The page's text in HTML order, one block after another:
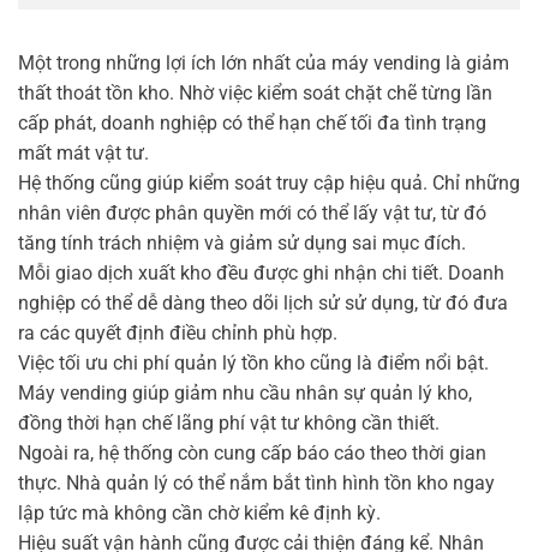
Một trong những lợi ích lớn nhất của máy vending là giảm
thất thoát tồn kho. Nhờ việc kiểm soát chặt chẽ từng lần
cấp phát, doanh nghiệp có thể hạn chế tối đa tình trạng
mất mát vật tư.
Hệ thống cũng giúp kiểm soát truy cập hiệu quả. Chỉ những
nhân viên được phân quyền mới có thể lấy vật tư, từ đó
tăng tính trách nhiệm và giảm sử dụng sai mục đích.
Mỗi giao dịch xuất kho đều được ghi nhận chi tiết. Doanh
nghiệp có thể dễ dàng theo dõi lịch sử sử dụng, từ đó đưa
ra các quyết định điều chỉnh phù hợp.
Việc tối ưu chi phí quản lý tồn kho cũng là điểm nổi bật.
Máy vending giúp giảm nhu cầu nhân sự quản lý kho,
đồng thời hạn chế lãng phí vật tư không cần thiết.
Ngoài ra, hệ thống còn cung cấp báo cáo theo thời gian
thực. Nhà quản lý có thể nắm bắt tình hình tồn kho ngay
lập tức mà không cần chờ kiểm kê định kỳ.
Hiệu suất vận hành cũng được cải thiện đáng kể. Nhân